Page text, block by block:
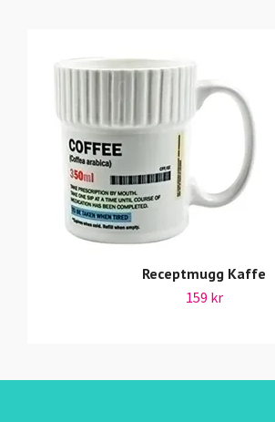
Receptmugg Kaffe
159 kr